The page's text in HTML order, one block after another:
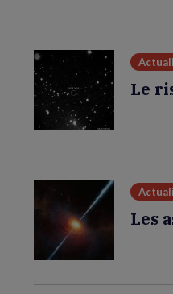
réactualiser
la
page.
Le
Les